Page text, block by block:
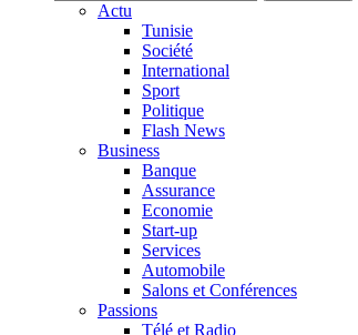
Actu
Tunisie
Société
International
Sport
Politique
Flash News
Business
Banque
Assurance
Economie
Start-up
Services
Automobile
Salons et Conférences
Passions
Télé et Radio